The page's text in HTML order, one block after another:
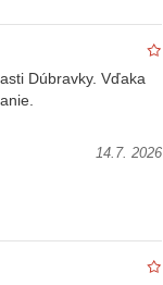
Dúbravky. Vďaka
14.7. 2026